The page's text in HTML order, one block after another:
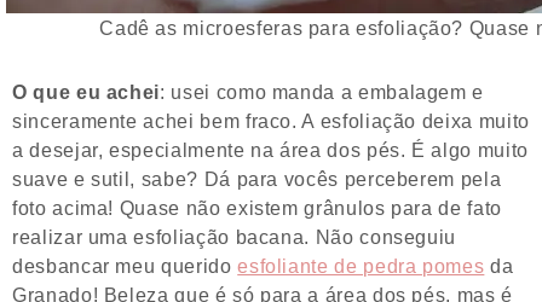
Cadê as microesferas para esfoliação? Quase
O que eu achei: usei como manda a embalagem e
sinceramente achei bem fraco. A esfoliação deixa muito
a desejar, especialmente na área dos pés. É algo muito
suave e sutil, sabe? Dá para vocês perceberem pela
foto acima! Quase não existem grânulos para de fato
realizar uma esfoliação bacana. Não conseguiu
desbancar meu queridoesfoliante de pedra pomes da
Granado! Beleza que é só para a área dos pés, mas é